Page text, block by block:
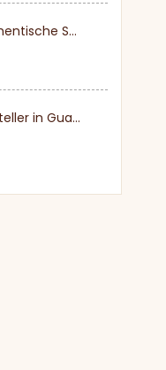
TSY Food präsentiert authentische Sojasauce auf der SIAL PARIS 2024
Premium-TSY-Nudelhersteller in Guangdong